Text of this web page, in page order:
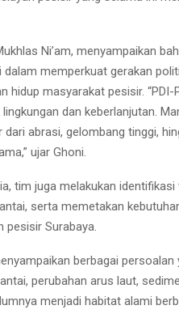
Ni’am, menyampaikan
memperkuat gerakan
hidup masyarakat pesisir. “PDI-
dan keberlanjutan.
abrasi, gelombang tinggi,
ujar Ghoni.
tim juga melakukan
serta memetakan
pesisir Surabaya.
berbagai persoalan
perubahan arus laut,
menjadi habitat alami